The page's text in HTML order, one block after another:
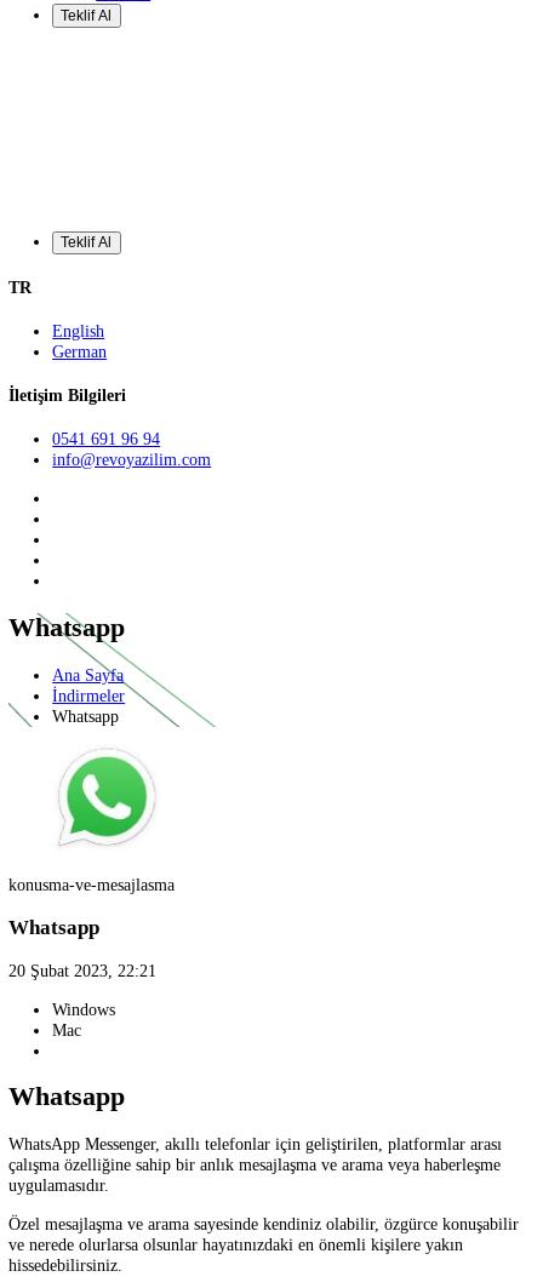
Teklif Al
TR
İletişim Bilgileri
0541 691 96 94
info@revoyazilim.com
Whatsapp
Ana Sayfa
Whatsapp
Whatsapp
20 Şubat 2023, 22:21
Windows